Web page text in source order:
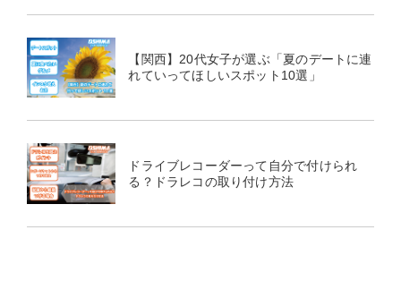
【関西】20代女子が選ぶ「夏のデートに連
れていってほしいスポット10選」
ドライブレコーダーって自分で付けられ
る？ドラレコの取り付け方法